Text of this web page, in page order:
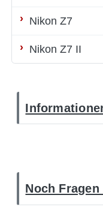
Nikon Z7
Nikon Z7 II
Noch